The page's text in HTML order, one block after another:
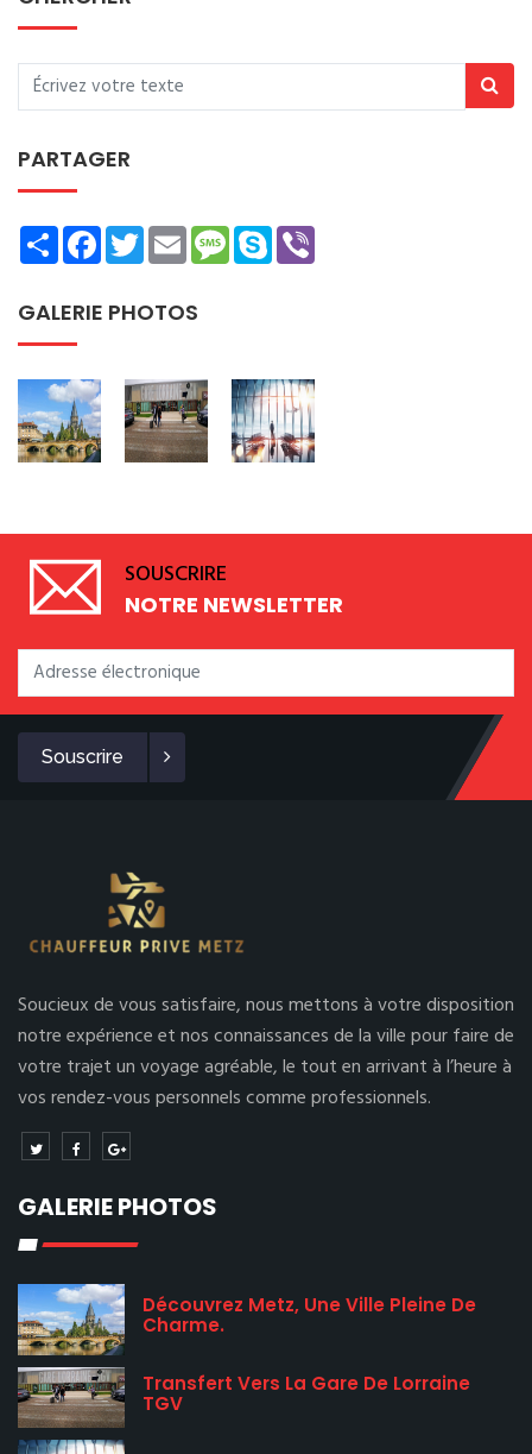
PARTAGER
ShareFacebookTwitterEmailMessage
Skype
GALERIE PHOTOS
SOUSCRIRE
NOTRE NEWSLETTER
Souscrire
Soucieux de vous satisfaire, nous mettons à votre disposition
notre expérience et nos connaissances de la ville pour faire de
votre trajet un voyage agréable, le tout en arrivant à l’heure à
vos rendez-vous personnels comme professionnels.
GALERIE PHOTOS
Découvrez Metz, Une Ville Pleine De
Charme.
Transfert Vers La Gare De Lorraine
TGV